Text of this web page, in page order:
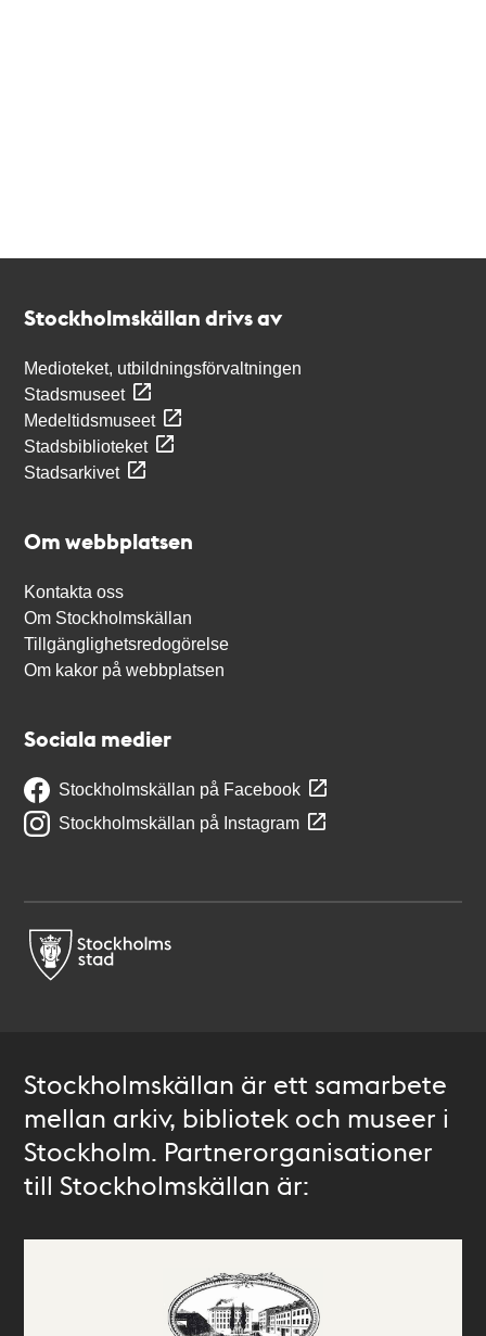
Stockholmskällan drivs av
Medioteket, utbildningsförvaltningen
Stadsmuseet
Medeltidsmuseet
Stadsbiblioteket
Stadsarkivet
Om webbplatsen
Kontakta oss
Om Stockholmskällan
Tillgänglighetsredogörelse
Om kakor på webbplatsen
Sociala medier
Stockholmskällan på Facebook
Stockholmskällan på Instagram
Stockholmskällan är ett samarbete
mellan arkiv, bibliotek och museer i
Stockholm. Partnerorganisationer
till Stockholmskällan är: